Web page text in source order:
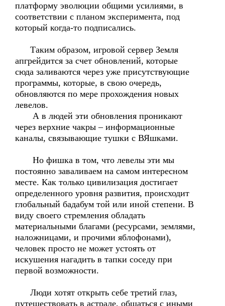
платформу эволюции общими усилиями, в
соответствии с планом эксперимента, под
который когда-то подписались.
Таким образом, игровой сервер Земля
апгрейдится за счет обновлений, которые
сюда заливаются через уже присутствующие
программы, которые, в свою очередь,
обновляются по мере прохождения новых
левелов.
А в людей эти обновления проникают
через верхние чакры – информационные
каналы, связывающие тушки с ВЯшками.
Но фишка в том, что левелы эти мы
постоянно заваливаем на самом интересном
месте. Как только цивилизация достигает
определенного уровня развития, происходит
глобальный бадабум той или иной степени. В
виду своего стремления обладать
материальными благами (ресурсами, землями,
наложницами, и прочими яблофонами),
человек просто не может устоять от
искушения нагадить в тапки соседу при
первой возможности.
Люди хотят открыть себе третий глаз,
путешествовать в астрале, общаться с иными